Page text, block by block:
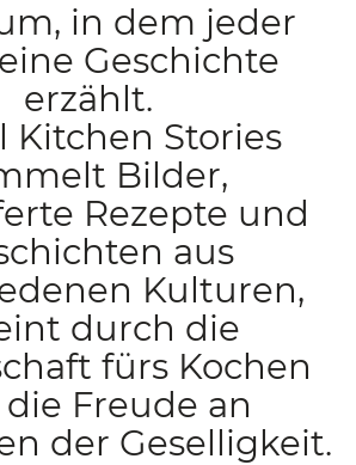
in dem jeder
Geschichte
erzählt.
Kitchen Stories
Bilder,
Rezepte und
aus
Kulturen,
durch die
fürs Kochen
Freude an
der Geselligkeit.